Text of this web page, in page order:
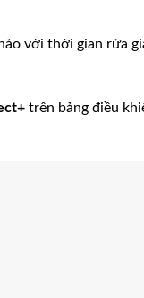
với thời gian
trên bảng điều